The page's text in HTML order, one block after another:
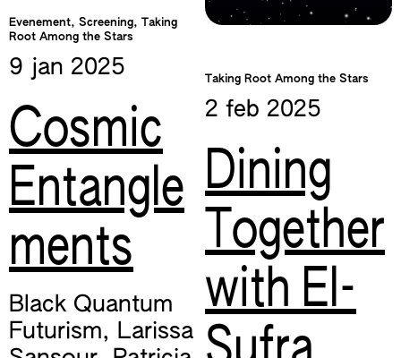
Evenement, Screening, Taking
Root Among the Stars
9 jan 2025
Cosmic
Entangle
ments
Black Quantum
Futurism, Larissa
Taking Root Among the Stars
2 feb 2025
Dining
Together
with El-